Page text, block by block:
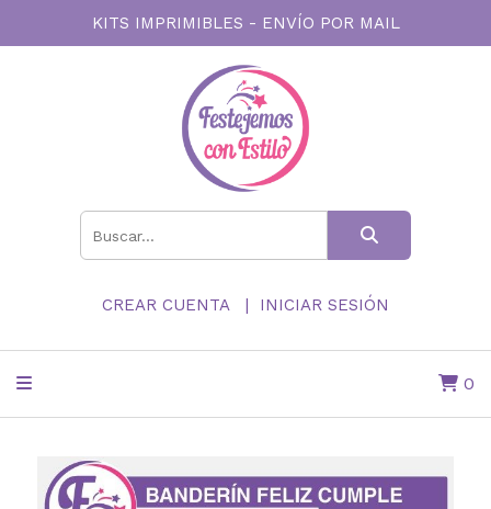
KITS IMPRIMIBLES - ENVÍO POR MAIL
CREAR CUENTA INICIAR SESIÓN
0